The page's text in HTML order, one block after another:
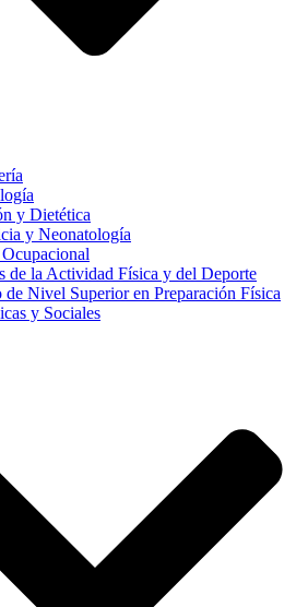
y Dietética
y Neonatología
de la Actividad Física y del Deporte
de Nivel Superior en Preparación Física
y Sociales